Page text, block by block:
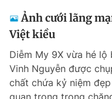
Ảnh cưới lãng
Việt kiều
Diễm My 9X vừa hé lộ
Vinh Nguyễn được
chất chứa kỷ niệm
quan trọng trong